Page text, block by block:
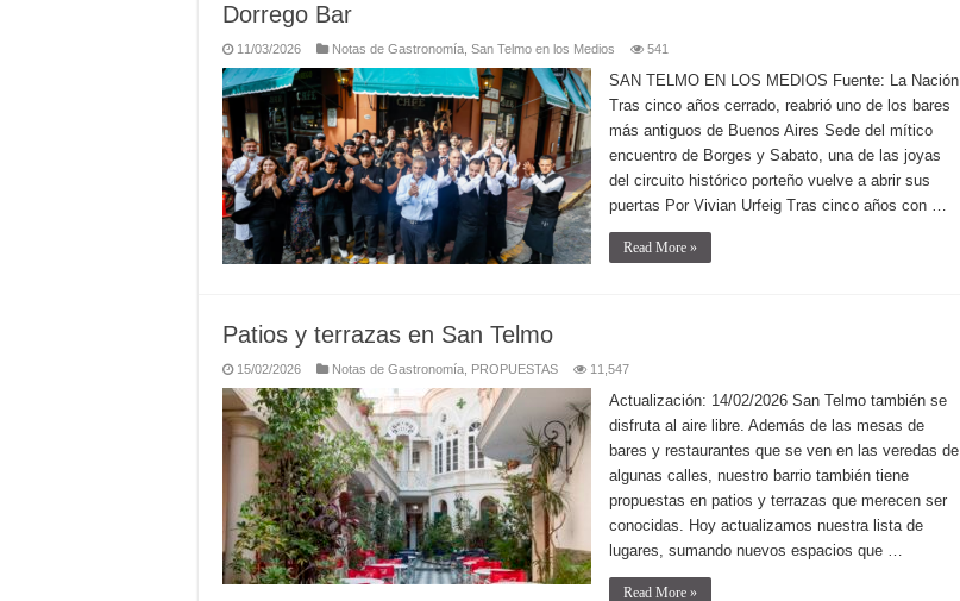
Dorrego Bar
11/03/2026 Notas de Gastronomía San Telmo en los Medios 541
SAN TELMO EN LOS MEDIOS Fuente: La Nación
Tras cinco años cerrado, reabrió uno de los bares
más antiguos de Buenos Aires Sede del mítico
encuentro de Borges y Sabato, una de las joyas
del circuito histórico porteño vuelve a abrir sus
puertas Por Vivian Urfeig Tras cinco años con …
Read More »
Patios y terrazas en San Telmo
15/02/2026 Notas de Gastronomía PROPUESTAS 11,547
Actualización: 14/02/2026 San Telmo también se
disfruta al aire libre. Además de las mesas de
bares y restaurantes que se ven en las veredas de
algunas calles, nuestro barrio también tiene
propuestas en patios y terrazas que merecen ser
conocidas. Hoy actualizamos nuestra lista de
lugares, sumando nuevos espacios que …
Read More »